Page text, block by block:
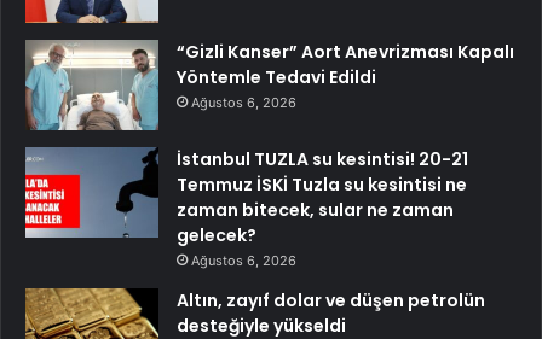
“Gizli Kanser” Aort Anevrizması Kapalı
Yöntemle Tedavi Edildi
Ağustos 6, 2026
İstanbul TUZLA su kesintisi! 20-21
Temmuz İSKİ Tuzla su kesintisi ne
zaman bitecek, sular ne zaman
gelecek?
Ağustos 6, 2026
Altın, zayıf dolar ve düşen petrolün
desteğiyle yükseldi